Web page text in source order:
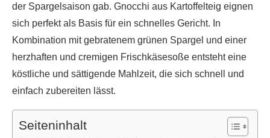
der Spargelsaison gab. Gnocchi aus Kartoffelteig eignen
sich perfekt als Basis für ein schnelles Gericht. In
Kombination mit gebratenem grünen Spargel und einer
herzhaften und cremigen Frischkäsesoße entsteht eine
köstliche und sättigende Mahlzeit, die sich schnell und
einfach zubereiten lässt.
Seiteninhalt